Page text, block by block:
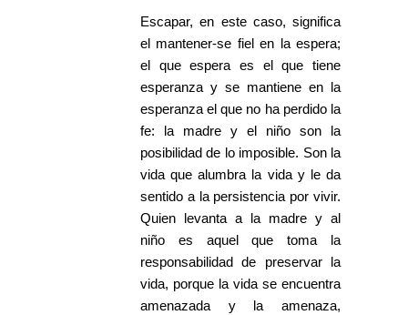
Escapar, en este caso, significa
el mantener-se fiel en la espera;
el que espera es el que tiene
esperanza y se mantiene en la
esperanza el que no ha perdido la
fe: la madre y el niño son la
posibilidad de lo imposible. Son la
vida que alumbra la vida y le da
sentido a la persistencia por vivir.
Quien levanta a la madre y al
niño es aquel que toma la
responsabilidad de preservar la
vida, porque la vida se encuentra
amenazada y la amenaza,